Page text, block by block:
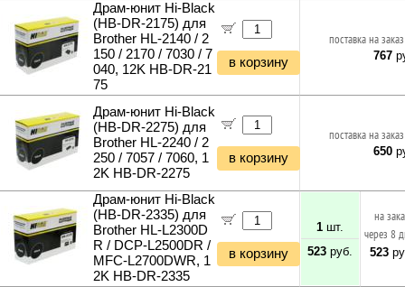
Драм-юнит Hi-Black
(HB-DR-2175) для
Brother HL-2140 / 2
150 / 2170 / 7030 / 7
040, 12K HB-DR-21
75
в корзину
поставка на
767
Драм-юнит Hi-Black
(HB-DR-2275) для
Brother HL-2240 / 2
250 / 7057 / 7060, 1
2K HB-DR-2275
в корзину
поставка на
650
Драм-юнит Hi-Black
(HB-DR-2335) для
Brother HL-L2300D
R / DCP-L2500DR /
MFC-L2700DWR, 1
2K HB-DR-2335
в корзину
1 шт.
523 руб.
на
через 8
523